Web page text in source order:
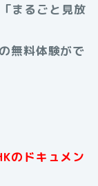
まるごと見放
無料体験がで
のドキュメン